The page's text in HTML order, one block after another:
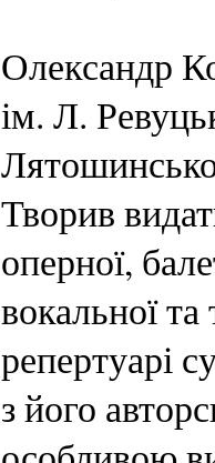
Олександр
ім. Л.
Творив
оперної,
вокальної
репертуарі
з його